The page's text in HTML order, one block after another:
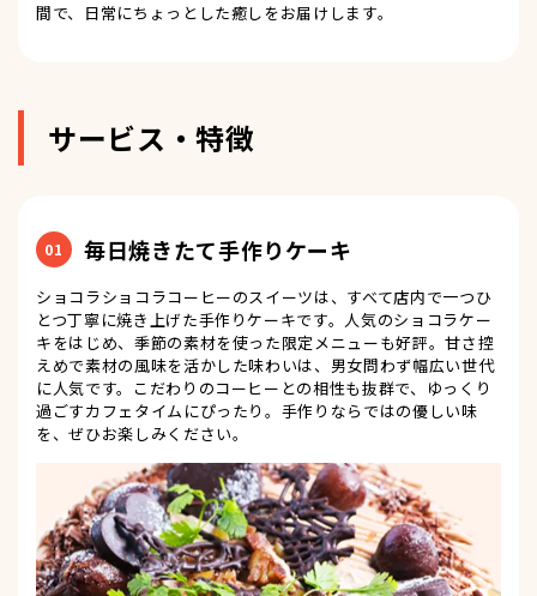
間で、日常にちょっとした癒しをお届けします。
サービス・特徴
01 毎日焼きたて手作りケーキ
ショコラショコラコーヒーのスイーツは、すべて店内で一つひ
とつ丁寧に焼き上げた手作りケーキです。人気のショコラケー
キをはじめ、季節の素材を使った限定メニューも好評。甘さ控
えめで素材の風味を活かした味わいは、男女問わず幅広い世代
に人気です。こだわりのコーヒーとの相性も抜群で、ゆっくり
過ごすカフェタイムにぴったり。手作りならではの優しい味
を、ぜひお楽しみください。